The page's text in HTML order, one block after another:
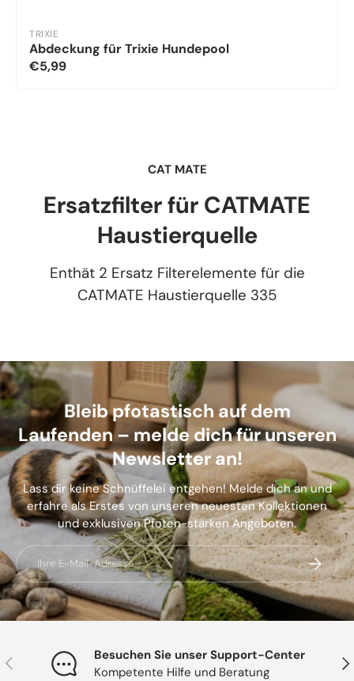
TRIXIE
Abdeckung für Trixie Hundepool
€5,99
CAT MATE
Ersatzfilter für CATMATE
Haustierquelle
Enthät 2 Ersatz Filterelemente für die
CATMATE Haustierquelle 335
Bleib pfotastisch auf dem
Laufenden – melde dich für unseren
Newsletter an!
Lass dir keine Schnüffelei entgehen! Melde dich an und
erfahre als Erstes von unseren neuesten Kollektionen
und exklusiven Pfoten-starken Angeboten.
Vorherige
Besuchen Sie unser Support-Center
Kompetente Hilfe und Beratung